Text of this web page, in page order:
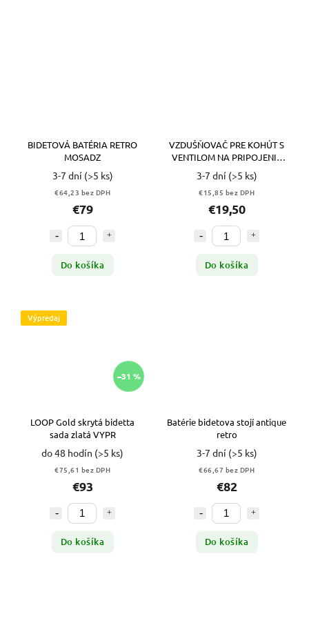
BIDETOVÁ BATÉRIA RETRO
MOSADZ
3-7 dní (>5 ks)
€64,23 bez DPH
€79
Do košíka
VZDUŠŇOVAČ PRE KOHÚT S
VENTILOM NA PRIPOJENIE
HADICE
3-7 dní (>5 ks)
€15,85 bez DPH
€19,50
Do košíka
Výpredaj
–31 %
LOOP Gold skrytá bidetta
sada zlatá VYPR
do 48 hodín (>5 ks)
€75,61 bez DPH
€93
Do košíka
Batérie bidetova stojí antique
retro
3-7 dní (>5 ks)
€66,67 bez DPH
€82
Do košíka